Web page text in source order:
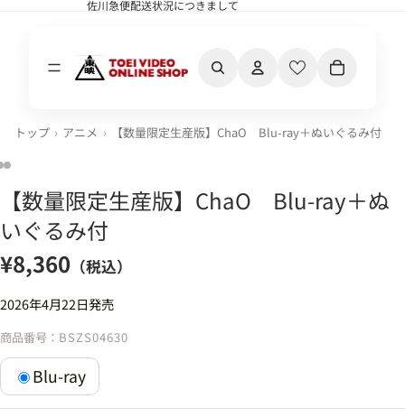
佐川急便配送状況につきまして
佐川急便配送状況につきまして
トップ アニメ 【数量限定生産版】ChaO Blu-ray＋ぬいぐるみ付
【数量限定生産版】ChaO Blu-ray＋ぬ
いぐるみ付
¥8,360 （税込）
2026年4月22日発売
商品番号： BSZS04630
Blu-ray